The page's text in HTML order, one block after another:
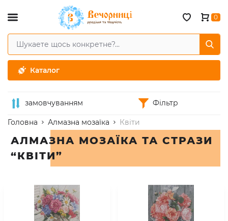
Каталог
0
замовчуванням Фільтр
Головна Алмазна мозаїка Квіти
АЛМАЗНА МОЗАЇКА ТА СТРАЗИ
“КВІТИ”